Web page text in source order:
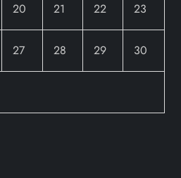
20 21 22 23
27 28 29 30